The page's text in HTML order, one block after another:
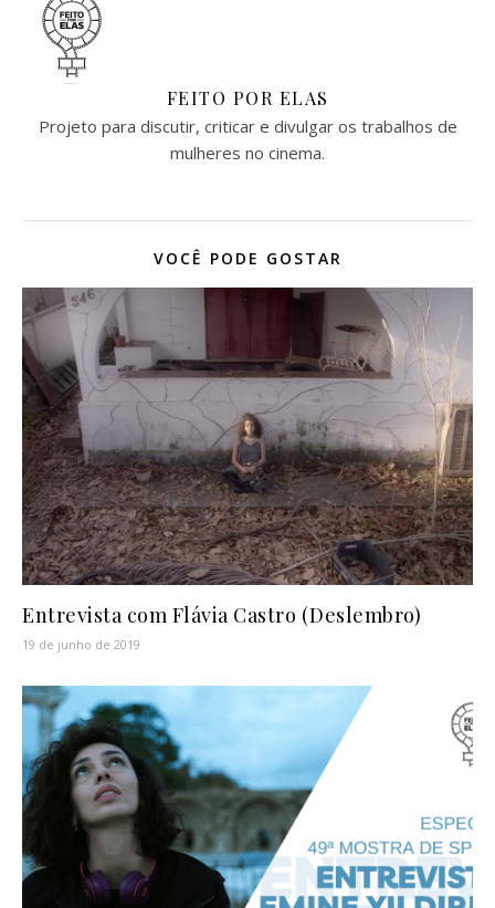
FEITO POR ELAS
Projeto para discutir, criticar e divulgar os trabalhos de
mulheres no cinema.
VOCÊ PODE GOSTAR
Entrevista com Flávia Castro (Deslembro)
19 de junho de 2019